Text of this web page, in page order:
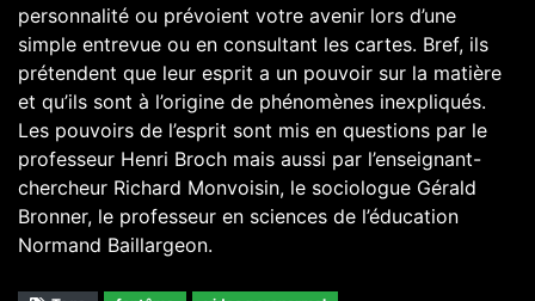
personnalité ou prévoient votre avenir lors d’une
simple entrevue ou en consultant les cartes. Bref, ils
prétendent que leur esprit a un pouvoir sur la matière
et qu’ils sont à l’origine de phénomènes inexpliqués.
Les pouvoirs de l’esprit sont mis en questions par le
professeur Henri Broch mais aussi par l’enseignant-
chercheur Richard Monvoisin, le sociologue Gérald
Bronner, le professeur en sciences de l’éducation
Normand Baillargeon.